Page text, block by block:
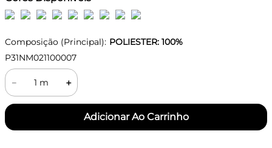
Composição (Principal): POLIESTER: 100%
P31NM021100007
＋
－